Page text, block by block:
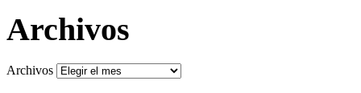
Archivos
Archivos